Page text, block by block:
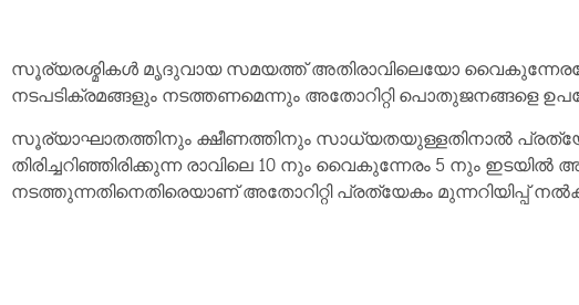
സൂര്യരശ്മികൾ മൃദുവായ സമയത്ത് അതിരാവിലെയോ
നടപടിക്രമങ്ങളും നടത്തണമെന്നും അതോറിറ്റി പൊതുജനങ്ങളെ
സൂര്യാഘാതത്തിനും ക്ഷീണത്തിനും സാധ്യതയുള്ളതിനാൽ
തിരിച്ചറിഞ്ഞിരിക്കുന്ന രാവിലെ 10 നും വൈകുന്നേരം 5 നും
നടത്തുന്നതിനെതിരെയാണ് അതോറിറ്റി പ്രത്യേകം മുന്നറിയിപ്പ്